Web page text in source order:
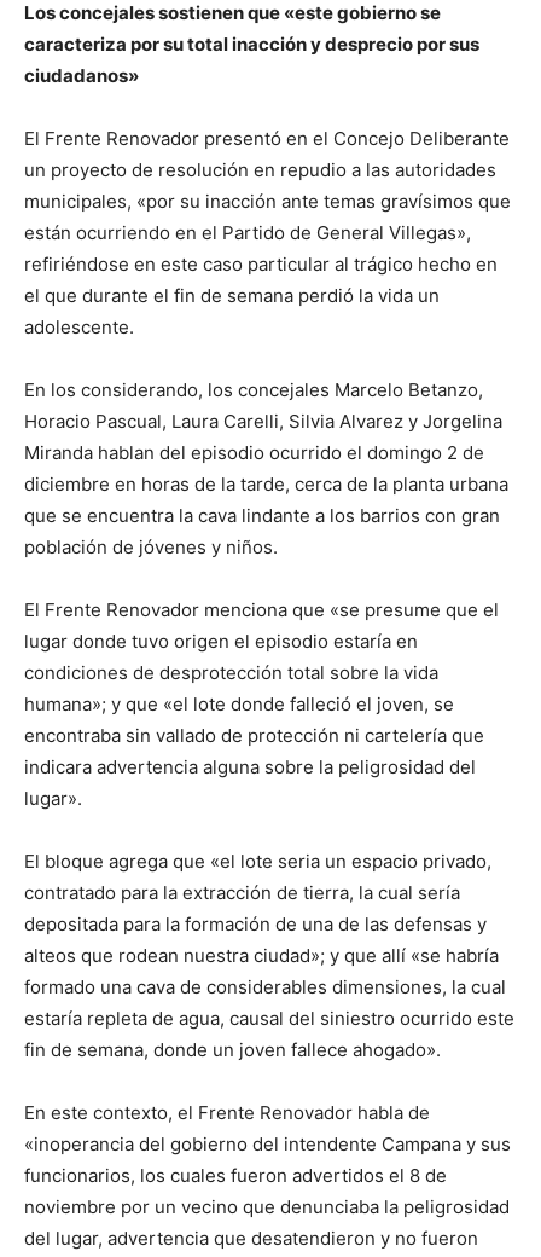
Los concejales sostienen que «este gobierno se
caracteriza por su total inacción y desprecio por sus
ciudadanos»
El Frente Renovador presentó en el Concejo Deliberante
un proyecto de resolución en repudio a las autoridades
municipales, «por su inacción ante temas gravísimos que
están ocurriendo en el Partido de General Villegas»,
refiriéndose en este caso particular al trágico hecho en
el que durante el fin de semana perdió la vida un
adolescente.
En los considerando, los concejales Marcelo Betanzo,
Horacio Pascual, Laura Carelli, Silvia Alvarez y Jorgelina
Miranda hablan del episodio ocurrido el domingo 2 de
diciembre en horas de la tarde, cerca de la planta urbana
que se encuentra la cava lindante a los barrios con gran
población de jóvenes y niños.
El Frente Renovador menciona que «se presume que el
lugar donde tuvo origen el episodio estaría en
condiciones de desprotección total sobre la vida
humana»; y que «el lote donde falleció el joven, se
encontraba sin vallado de protección ni cartelería que
indicara advertencia alguna sobre la peligrosidad del
lugar».
El bloque agrega que «el lote seria un espacio privado,
contratado para la extracción de tierra, la cual sería
depositada para la formación de una de las defensas y
alteos que rodean nuestra ciudad»; y que allí «se habría
formado una cava de considerables dimensiones, la cual
estaría repleta de agua, causal del siniestro ocurrido este
fin de semana, donde un joven fallece ahogado».
En este contexto, el Frente Renovador habla de
«inoperancia del gobierno del intendente Campana y sus
funcionarios, los cuales fueron advertidos el 8 de
noviembre por un vecino que denunciaba la peligrosidad
del lugar, advertencia que desatendieron y no fueron